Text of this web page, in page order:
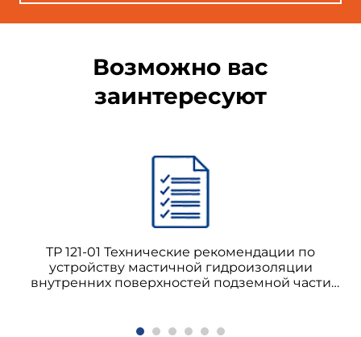
Возможно вас
заинтересуют
ТР 121-01 Технические рекомендации по
устройству мастичной гидроизоляции
внутренних поверхностей подземной части